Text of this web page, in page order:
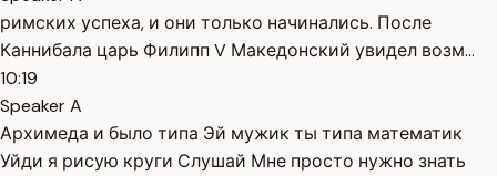
римских успеха, и они только начинались. После
Каннибала царь Филипп V Македонский увидел возм...
10:19
Speaker A
Архимеда и было типа Эй мужик ты типа математик
Уйди я рисую круги Слушай Мне просто нужно знать